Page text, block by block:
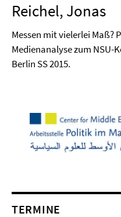
Reichel, Jonas
Messen mit vielerlei
Medienanalyse zum NSU-
Berlin SS 2015.
TERMINE